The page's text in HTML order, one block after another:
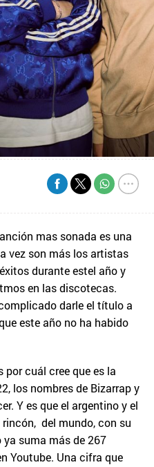
mas sonada es una
vez son más los artistas
durante estel año y
en las discotecas.
darle el título a
este año no ha habido
por cuál cree que es la
los nombres de Bizarrap y
Y es que el argentino y el
del mundo, con su
suma más de 267
Youtube. Una cifra que